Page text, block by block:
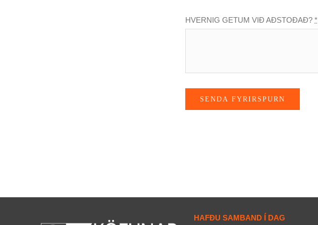
HVERNIG GETUM VIÐ AÐSTOÐAÐ?*
SENDA FYRIRSPURN
HAFÐU SAMBAND Í DAG